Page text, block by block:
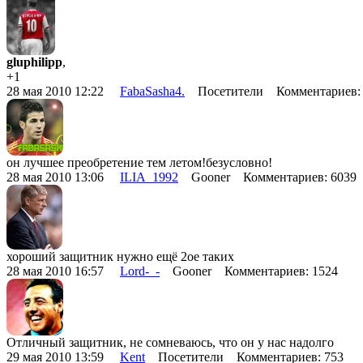
gluphilipp,
+1
28 мая 2010 12:22 FabaSasha4. Посетители
он лучшее преобретение тем летом!безусловно!
28 мая 2010 13:06 ILIA_1992 Gooner Комментариев: 6039
хороший защитник нужно ещё 2ое таких
28 мая 2010 16:57 Lord-_- Gooner Комментариев: 1524
Отличный защитник, не сомневаюсь, что он у нас надолго
29 мая 2010 13:59 Kent Посетители Комментариев: 753